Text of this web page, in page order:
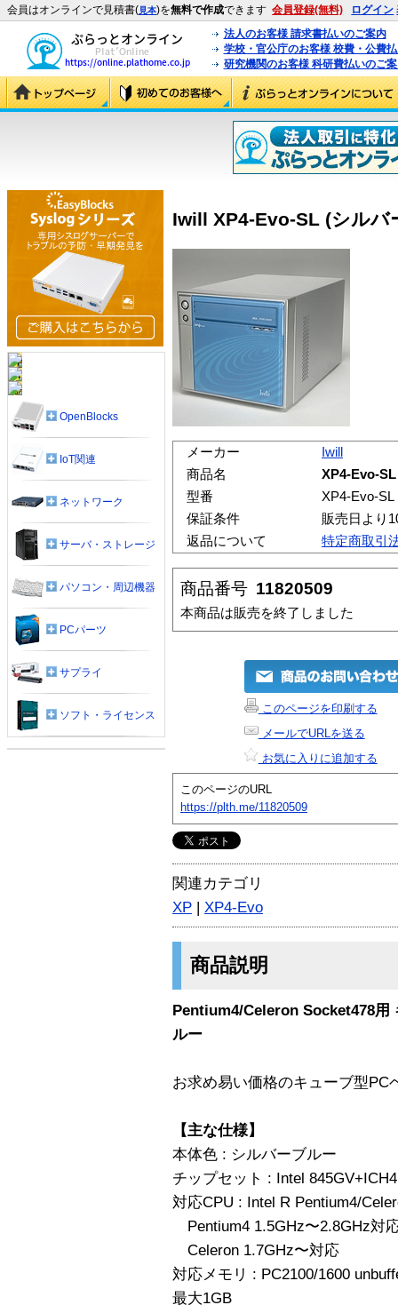
会員はオンラインで見積書(見本)を無料で作成できます 会員登録(無料) ログイン
法人のお客様 請求書払いのご案内
学校・官公庁のお客様 校費・公費
研究機関のお客様 科研費払いのご
Iwill XP4-Evo-SL (シルバ
メーカー
Iwill
商品名
XP4-Evo-
型番
XP4-Evo-SL
保証条件
販売日より
返品について
特定商取引
商品番号 11820509
本商品は販売を終了しました
このページを印刷する
メールでURLを送る
お気に入りに追加する
このページのURL
https://plth.me/11820509
関連カテゴリ
XP | XP4-Evo
商品説明
Pentium4/Celeron Socket478用
ルー
お求め易い価格のキューブ型PC
【主な仕様】
本体色 : シルバーブルー
チップセット : Intel 845GV+ICH4
対応CPU : Intel R Pentium4/
Pentium4 1.5GHz〜2.8GHz対
Celeron 1.7GHz〜対応
対応メモリ : PC2100/1600
最大1GB
OpenBlocks
IoT関連
ネットワーク
サーバ・ストレージ
パソコン・周辺機器
PCパーツ
サプライ
ソフト・ライセンス